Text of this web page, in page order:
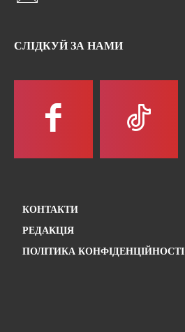
СЛІДКУЙ ЗА НАМИ
КОНТАКТИ
РЕДАКЦІЯ
ПОЛІТИКА КОНФІДЕНЦІЙНОСТІ